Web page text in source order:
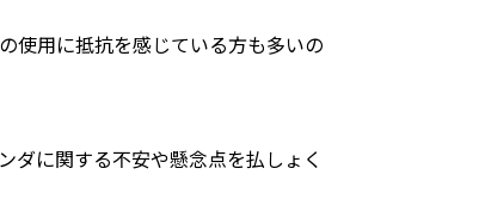
使用に抵抗を感じている方も多いの
ダに関する不安や懸念点を払しょく